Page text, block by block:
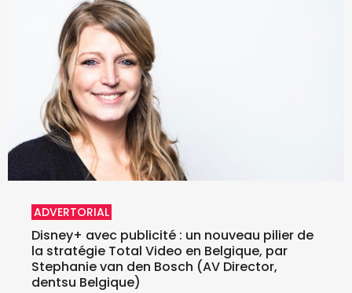
ADVERTORIAL
Disney+ avec publicité : un nouveau pilier de
la stratégie Total Video en Belgique, par
Stephanie van den Bosch (AV Director,
dentsu Belgique)